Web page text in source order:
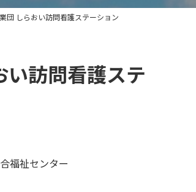
団 しらおい訪問看護ステーション
訪問看護ステ
福祉センター